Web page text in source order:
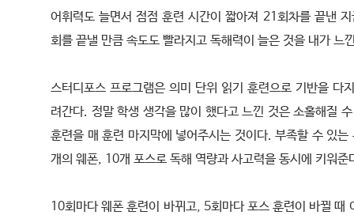
어휘력도 늘면서 점점 훈련 시간이 짧아져 21회차를 끝낸
회를 끝낼 만큼 속도도 빨라지고 독해력이 늘은 것을 내가 느
스터디포스 프로그램은 의미 단위 읽기 훈련으로 기반을 다
려간다. 정말 학생 생각을 많이 했다고 느낀 것은 소홀해질
훈련을 매 훈련 마지막에 넣어주시는 것이다. 부족할 수 있
개의 웨폰, 10개 포스로 독해 역량과 사고력을 동시에 키워준
10회마다 웨폰 훈련이 바뀌고, 5회마다 포스 훈련이 바뀔 때